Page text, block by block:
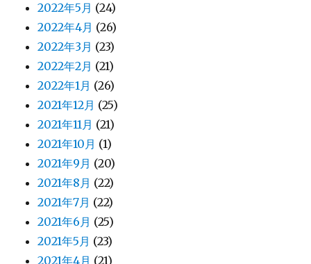
2022年5月 (24)
2022年4月 (26)
2022年3月 (23)
2022年2月 (21)
2022年1月 (26)
2021年12月 (25)
2021年11月 (21)
2021年10月 (1)
2021年9月 (20)
2021年8月 (22)
2021年7月 (22)
2021年6月 (25)
2021年5月 (23)
2021年4月 (21)